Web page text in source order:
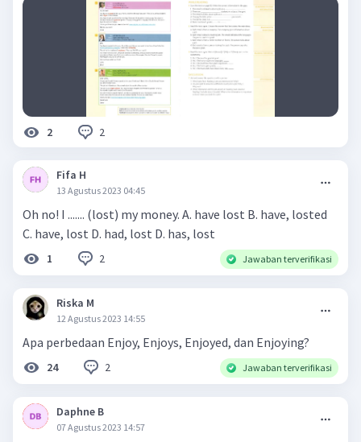
2 2
Fifa H
13 Agustus 2023 04:45
Oh no! I ....... (lost) my money. A. have lost B. have, losted
C. have, lost D. had, lost D. has, lost
1 2 Jawaban terverifikasi
Riska M
12 Agustus 2023 14:55
Apa perbedaan Enjoy, Enjoys, Enjoyed, dan Enjoying?
24 2 Jawaban terverifikasi
Daphne B
07 Agustus 2023 14:57